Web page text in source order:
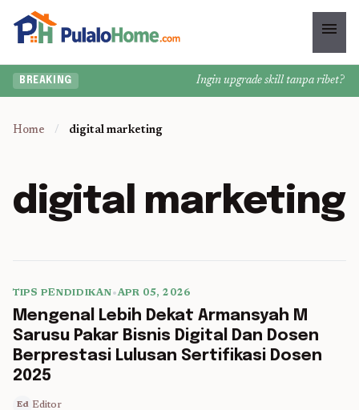
menu
BREAKING Ingin upgrade skill tanpa ribet?
Home / digital marketing
digital marketing
5 min read
TIPS PENDIDIKAN•APR 05, 2026
Mengenal Lebih Dekat Armansyah M
Sarusu Pakar Bisnis Digital Dan Dosen
Berprestasi Lulusan Sertifikasi Dosen
2025
Ed Editor